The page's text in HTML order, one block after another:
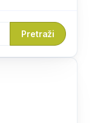
Pretraži